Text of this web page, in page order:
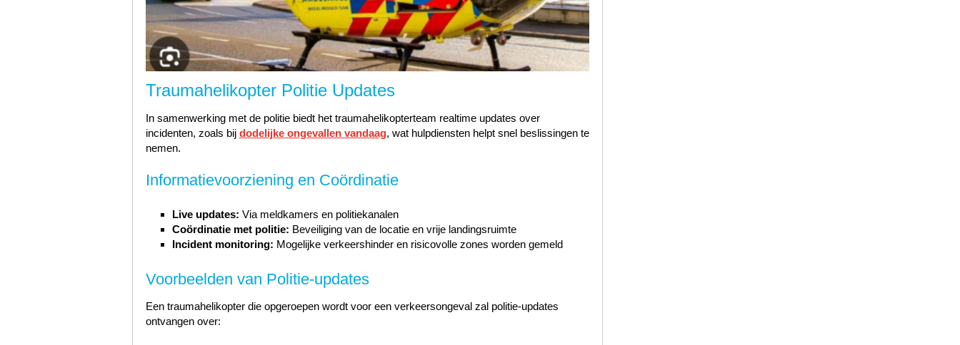
Traumahelikopter Politie Updates
In samenwerking met de politie biedt het traumahelikopterteam realtime updates over
incidenten, zoals bij dodelijke ongevallen vandaag, wat hulpdiensten helpt snel beslissingen te
nemen.
Informatievoorziening en Coördinatie
Live updates: Via meldkamers en politiekanalen
Coördinatie met politie: Beveiliging van de locatie en vrije landingsruimte
Incident monitoring: Mogelijke verkeershinder en risicovolle zones worden gemeld
Voorbeelden van Politie-updates
Een traumahelikopter die opgeroepen wordt voor een verkeersongeval zal politie-updates
ontvangen over: